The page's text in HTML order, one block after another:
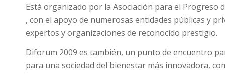
Está organizado por la Asociación para el Progreso
, con el apoyo de numerosas entidades públicas y
expertos y organizaciones de reconocido prestigio.
Diforum 2009 es también, un punto de encuentro
para una sociedad del bienestar más innovadora,